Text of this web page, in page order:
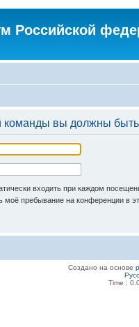
Российской
команды вы должны
входить при каждом
моё пребывание на конференции в
Создано на основе
Time :